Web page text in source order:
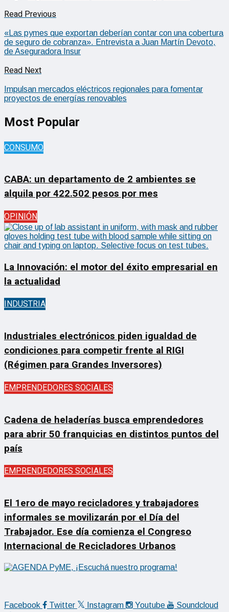
Read Previous
«Las pymes que exportan deberían contar con una cobertura
de seguro de cobranza». Entrevista a Juan Martín Devoto,
de Aseguradora Insur
Read Next
Impulsan mercados eléctricos regionales para fomentar
proyectos de energías renovables
Most Popular
CONSUMO
CABA: un departamento de 2 ambientes se
alquila por 422.502 pesos por mes
OPINIÓN
La Innovación: el motor del éxito empresarial en
la actualidad
INDUSTRIA
Industriales electrónicos piden igualdad de
condiciones para competir frente al RIGI
(Régimen para Grandes Inversores)
EMPRENDEDORES SOCIALES
Cadena de heladerías busca emprendedores
para abrir 50 franquicias en distintos puntos del
país
EMPRENDEDORES SOCIALES
El 1ero de mayo recicladores y trabajadores
informales se movilizarán por el Día del
Trabajador. Ese día comienza el Congreso
Internacional de Recicladores Urbanos
Facebook Twitter Instagram Youtube Soundcloud